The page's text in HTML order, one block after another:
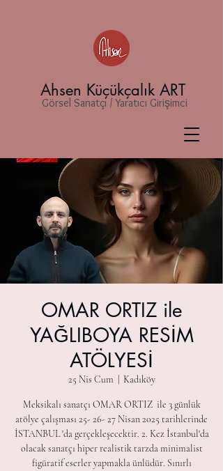
Ahsen Küçükçalık ART
Görsel Sanatçı / Yaratıcı Girişimci
OMAR ORTIZ ile
YAĞLIBOYA RESİM
ATÖLYESİ
25 Nis Cum Kadıköy
Meksikalı sanatçı OMAR ORTIZ ile 3 günlük
atölye çalışması 25- 26- 27 Nisan 2025 tarihlerinde
İSTANBUL 'da gerçekleşecektir. 2. Kez İstanbul'da
olacak sanatçı hiper realistik tarzda minimalist
figüratif eserler yapmakla ünlüdür. Sınırlı